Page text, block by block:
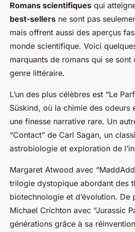
Edouard• 29 janvier 2025 •5 min de
Romans scientifiques qui
best-sellers ne sont pas
mais offrent aussi des aperçus
monde scientifique. Voici
marquants de romans qui se sont
genre littéraire.
L’un des plus célèbres est “Le
Süskind, où la chimie des odeurs
une finesse narrative rare. Un
“Contact” de Carl Sagan, un
astrobiologie et exploration de
Margaret Atwood avec
trilogie dystopique abordant des
biotechnologie et d’évolution. De
Michael Crichton avec “Jurassic
générations grâce à sa